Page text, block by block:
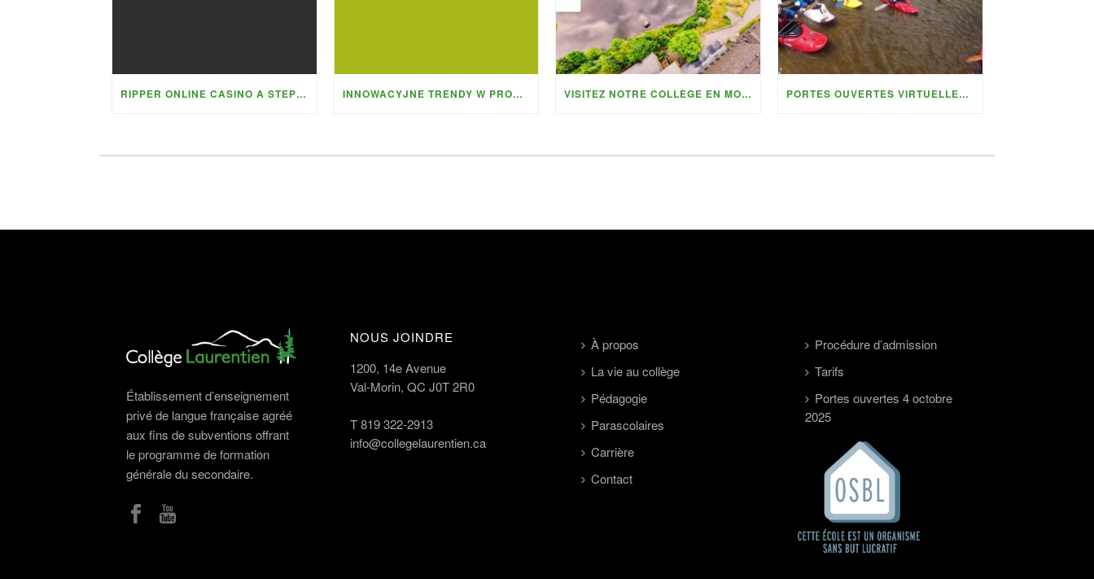
RIPPER ONLINE CASINO A STEPBYSTEP TUTORIAL TO MAXIMISING WEEKLY AND MONTHLY PROMOTIONS INNOWACYJNE TRENDY W PROGRAMACH LOJALNOŚCIOWYCH CZEGO MOŻESZ OCZEKIWAĆ OD FIRE BALL CASINO VISITEZ NOTRE COLLÈGE EN MODE 360 DEGRÉS PORTES OUVERTES VIRTUELLES DU 4 OCTOBRE 2025
Établissement d’enseignement
privé de langue française agréé
aux fins de subventions offrant
le programme de formation
générale du secondaire.
NOUS JOINDRE
1200, 14e Avenue
Val-Morin, QC J0T 2R0
T819 322-2913
info@collegelaurentien.ca
À propos
La vie au collège
Pédagogie
Parascolaires
Carrière
Contact
Procédure d’admission
Tarifs
Portes ouvertes 4 octobre
2025